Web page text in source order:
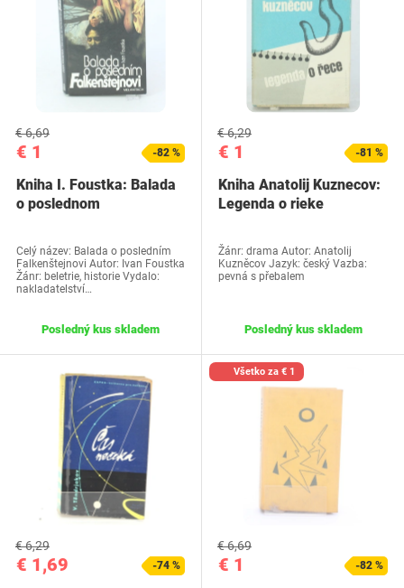
€ 1
€ 6,69
-82 %
Kniha I. Foustka: Balada
o poslednom
Celý název: Balada o posledním
Falkenštejnovi Autor: Ivan Foustka
Žánr: beletrie, historie Vydalo:
nakladatelství…
Posledný kus skladem
€ 1
€ 6,29
-81 %
Kniha Anatolij Kuznecov:
Legenda o rieke
Žánr: drama Autor: Anatolij
Kuzněcov Jazyk: český Vazba:
pevná s přebalem
Posledný kus skladem
€ 1,69
€ 6,29
-74 %
Všetko za € 1
€ 1
€ 6,69
-82 %